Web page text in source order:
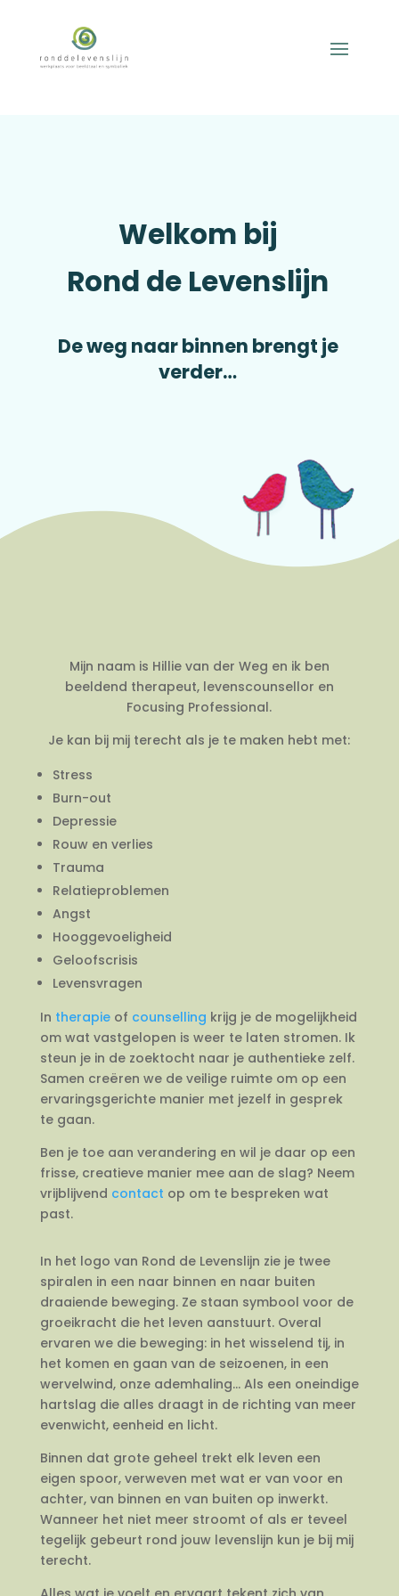
Welkom bij
Rond de Levenslijn
De weg naar binnen brengt je
verder…
Mijn naam is Hillie van der Weg en ik ben
beeldend therapeut, levenscounsellor en
Focusing Professional.
Je kan bij mij terecht als je te maken hebt met:
Stress
Burn-out
Depressie
Rouw en verlies
Trauma
Relatieproblemen
Angst
Hooggevoeligheid
Geloofscrisis
Levensvragen
In therapieof counselling krijg je de mogelijkheid
om wat vastgelopen is weer te laten stromen. Ik
steun je in de zoektocht naar je authentieke zelf.
Samen creëren we de veilige ruimte om op een
ervaringsgerichte manier met jezelf in gesprek
te gaan.
Ben je toe aan verandering en wil je daar op een
frisse, creatieve manier mee aan de slag? Neem
vrijblijvend contact op om te bespreken wat
past.
In het logo van Rond de Levenslijn zie je twee
spiralen in een naar binnen en naar buiten
draaiende beweging. Ze staan symbool voor de
groeikracht die het leven aanstuurt. Overal
ervaren we die beweging: in het wisselend tij, in
het komen en gaan van de seizoenen, in een
wervelwind, onze ademhaling… Als een oneindige
hartslag die alles draagt in de richting van meer
evenwicht, eenheid en licht.
Binnen dat grote geheel trekt elk leven een
eigen spoor, verweven met wat er van voor en
achter, van binnen en van buiten op inwerkt.
Wanneer het niet meer stroomt of als er teveel
tegelijk gebeurt rond jouw levenslijn kun je bij mij
terecht.